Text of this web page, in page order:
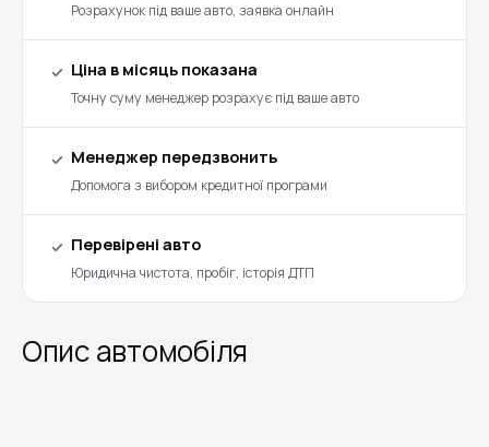
Розрахунок під ваше авто, заявка онлайн
Ціна в місяць показана
Точну суму менеджер розрахує під ваше авто
Менеджер передзвонить
Допомога з вибором кредитної програми
Перевірені авто
Юридична чистота, пробіг, історія ДТП
Опис автомобіля